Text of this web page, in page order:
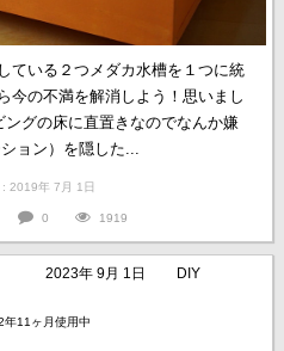
ている２つメダカ水槽を１つに統
今の不満を解消しよう！思いまし
グの床に直置きなのでなんか嫌
ョン）を隠した...
2019年 7月 1日
0 1919
2023年 9月 1日
DIY
年11ヶ月使用中